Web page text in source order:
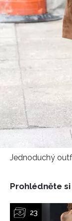
Jednoduchý
Prohlédněte